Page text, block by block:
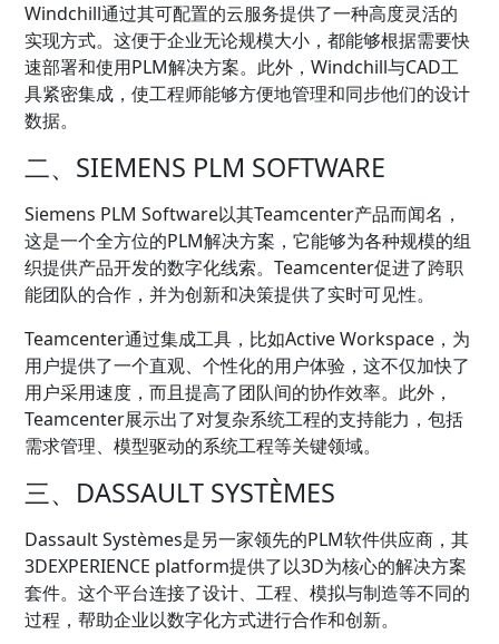
Windchill通过其可配置的云服务提供了一种高度灵活的
实现方式。这便于企业无论规模大小，都能够根据需要快
速部署和使用PLM解决方案。此外，Windchill与CAD工
具紧密集成，使工程师能够方便地管理和同步他们的设计
数据。
二、SIEMENS PLM SOFTWARE
Siemens PLM Software以其Teamcenter产品而闻名，
这是一个全方位的PLM解决方案，它能够为各种规模的组
织提供产品开发的数字化线索。Teamcenter促进了跨职
能团队的合作，并为创新和决策提供了实时可见性。
Teamcenter通过集成工具，比如Active Workspace，为
用户提供了一个直观、个性化的用户体验，这不仅加快了
用户采用速度，而且提高了团队间的协作效率。此外，
Teamcenter展示出了对复杂系统工程的支持能力，包括
需求管理、模型驱动的系统工程等关键领域。
三、DASSAULT SYSTÈMES
Dassault Systèmes是另一家领先的PLM软件供应商，其
3DEXPERIENCE platform提供了以3D为核心的解决方案
套件。这个平台连接了设计、工程、模拟与制造等不同的
过程，帮助企业以数字化方式进行合作和创新。